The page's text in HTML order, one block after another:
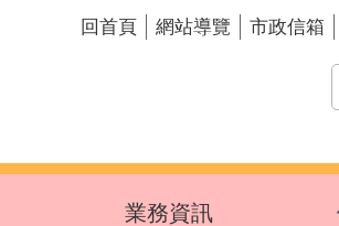
回首頁 網站導覽 市政信箱
業務資訊